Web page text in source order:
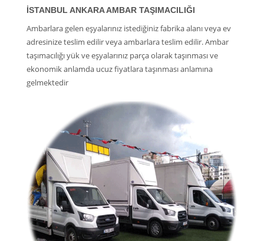
İSTANBUL ANKARA AMBAR TAŞIMACILIĞI
Ambarlara gelen eşyalarınız istediğiniz fabrika alanı veya ev
adresinize teslim edilir veya ambarlara teslim edilir. Ambar
taşımacılığı yük ve eşyalarınız parça olarak taşınması ve
ekonomik anlamda ucuz fiyatlara taşınması anlamına
gelmektedir